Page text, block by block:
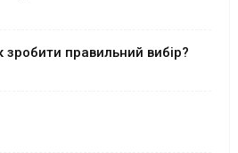
зробити правильний вибір?